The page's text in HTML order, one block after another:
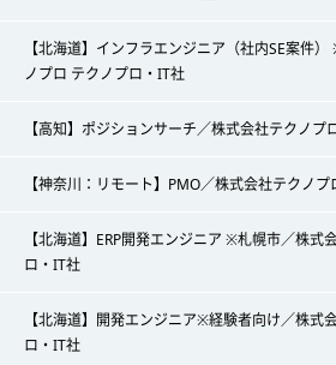
【北海道】インフラエンジニア（社内SE案件
ノプロ テクノプロ・IT社
【高知】ポジションサーチ／株式会社テクノプ
【神奈川：リモート】PMO／株式会社テクノ
【北海道】ERP開発エンジニア ※札幌市／株式
ロ・IT社
【北海道】開発エンジニア※経験者向け／株式
ロ・IT社